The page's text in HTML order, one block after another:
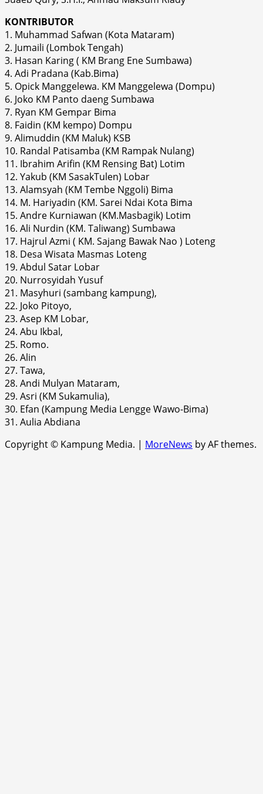
KONTRIBUTOR
1. Muhammad Safwan (Kota Mataram)
2. Jumaili (Lombok Tengah)
3. Hasan Karing ( KM Brang Ene Sumbawa)
4. Adi Pradana (Kab.Bima)
5. Opick Manggelewa. KM Manggelewa (Dompu)
6. Joko KM Panto daeng Sumbawa
7. Ryan KM Gempar Bima
8. Faidin (KM kempo) Dompu
9. Alimuddin (KM Maluk) KSB
10. Randal Patisamba (KM Rampak Nulang)
11. Ibrahim Arifin (KM Rensing Bat) Lotim
12. Yakub (KM SasakTulen) Lobar
13. Alamsyah (KM Tembe Nggoli) Bima
14. M. Hariyadin (KM. Sarei Ndai Kota Bima
15. Andre Kurniawan (KM.Masbagik) Lotim
16. Ali Nurdin (KM. Taliwang) Sumbawa
17. Hajrul Azmi ( KM. Sajang Bawak Nao ) Loteng
18. Desa Wisata Masmas Loteng
19. Abdul Satar Lobar
20. Nurrosyidah Yusuf
21. Masyhuri (sambang kampung),
22. Joko Pitoyo,
23. Asep KM Lobar,
24. Abu Ikbal,
25. Romo.
26. Alin
27. Tawa,
28. Andi Mulyan Mataram,
29. Asri (KM Sukamulia),
30. Efan (Kampung Media Lengge Wawo-Bima)
31. Aulia Abdiana
Copyright © Kampung Media. | MoreNews by AF themes.